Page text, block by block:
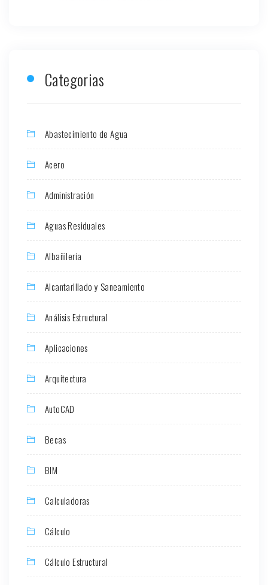
Categorias
Abastecimiento de Agua
Acero
Administración
Aguas Residuales
Albañilería
Alcantarillado y Saneamiento
Análisis Estructural
Aplicaciones
Arquitectura
AutoCAD
Becas
BIM
Calculadoras
Cálculo
Cálculo Estructural